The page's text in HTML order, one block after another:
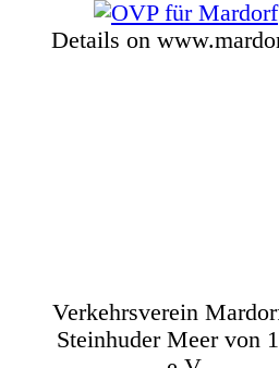
Details on
Verkehrsverein
Steinhuder Meer von